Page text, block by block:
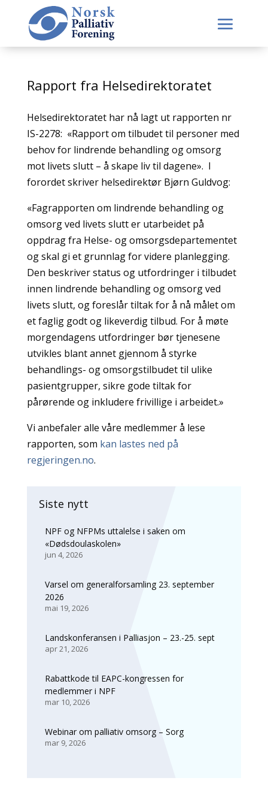
Rapport fra Helsedirektoratet
Helsedirektoratet har nå lagt ut rapporten nr
IS-2278: «Rapport om tilbudet til personer med
behov for lindrende behandling og omsorg
mot livets slutt – å skape liv til dagene». I
forordet skriver helsedirektør Bjørn Guldvog:
«Fagrapporten om lindrende behandling og
omsorg ved livets slutt er utarbeidet på
oppdrag fra Helse- og omsorgsdepartementet
og skal gi et grunnlag for videre planlegging.
Den beskriver status og utfordringer i tilbudet
innen lindrende behandling og omsorg ved
livets slutt, og foreslår tiltak for å nå målet om
et faglig godt og likeverdig tilbud. For å møte
morgendagens utfordringer bør tjenesene
utvikles blant annet gjennom å styrke
behandlings- og omsorgstilbudet til ulike
pasientgrupper, sikre gode tiltak for
pårørende og inkludere frivillige i arbeidet.»
Vi anbefaler alle våre medlemmer å lese
rapporten, som kan lastes ned på
regjeringen.no.
Siste nytt
NPF og NFPMs uttalelse i saken om
«Dødsdoulaskolen»
jun 4, 2026
Varsel om generalforsamling 23. september
2026
mai 19, 2026
Landskonferansen i Palliasjon – 23.-25. sept
apr 21, 2026
Rabattkode til EAPC-kongressen for
medlemmer i NPF
mar 10, 2026
Webinar om palliativ omsorg – Sorg
mar 9, 2026